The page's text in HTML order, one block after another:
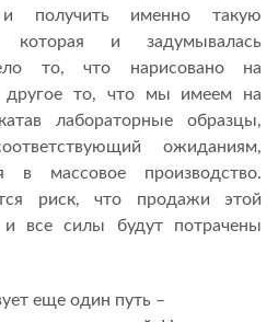
и получить именно такую
которая и задумывалась
то, что нарисовано на
другое то, что мы имеем на
лабораторные образцы,
ожиданиям,
в массовое производство.
риск, что продажи этой
и все силы будут потрачены
еще один путь –